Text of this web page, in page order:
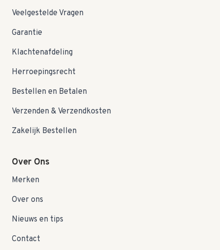
Veelgestelde Vragen
Garantie
Klachtenafdeling
Herroepingsrecht
Bestellen en Betalen
Verzenden & Verzendkosten
Zakelijk Bestellen
Over Ons
Merken
Over ons
Nieuws en tips
Contact